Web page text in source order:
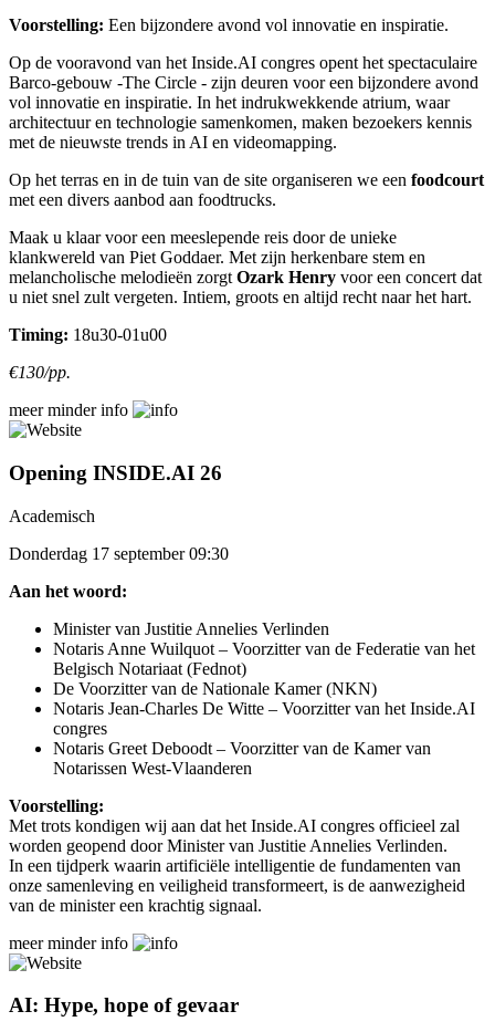
Voorstelling: Een bijzondere avond vol innovatie en inspiratie.
Op de vooravond van het Inside.AI congres opent het spectaculaire
Barco-gebouw -The Circle - zijn deuren voor een bijzondere avond
vol innovatie en inspiratie. In het indrukwekkende atrium, waar
architectuur en technologie samenkomen, maken bezoekers kennis
met de nieuwste trends in AI en videomapping.
Op het terras en in de tuin van de site organiseren we een foodcourt
met een divers aanbod aan foodtrucks.
Maak u klaar voor een meeslepende reis door de unieke
klankwereld van Piet Goddaer. Met zijn herkenbare stem en
melancholische melodieën zorgt Ozark Henry voor een concert dat
u niet snel zult vergeten. Intiem, groots en altijd recht naar het hart.
Timing: 18u30-01u00
€130/pp.
meer minderinfo
Opening INSIDE.AI 26
Academisch
Donderdag 17 september 09:30
Aan het woord:
Minister van Justitie Annelies Verlinden
Notaris Anne Wuilquot – Voorzitter van de Federatie van het
Belgisch Notariaat (Fednot)
De Voorzitter van de Nationale Kamer (NKN)
Notaris Jean-Charles De Witte – Voorzitter van het Inside.AI
congres
Notaris Greet Deboodt – Voorzitter van de Kamer van
Notarissen West-Vlaanderen
Voorstelling:
Met trots kondigen wij aan dat het Inside.AI congres officieel zal
worden geopend door Minister van Justitie Annelies Verlinden.
In een tijdperk waarin artificiële intelligentie de fundamenten van
onze samenleving en veiligheid transformeert, is de aanwezigheid
van de minister een krachtig signaal.
meer minderinfo
AI: Hype, hope of gevaar